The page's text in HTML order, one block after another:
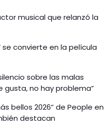
musical que relanzó la
se convierte en la película
sobre las malas
gusta, no hay problema”
bellos 2026” de People en
destacan